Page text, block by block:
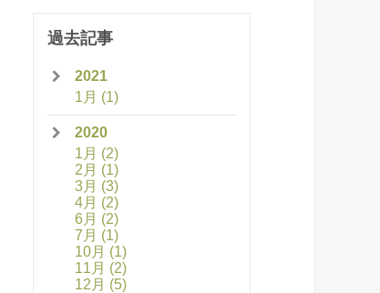
過去記事
2021
1月 (1)
2020
1月 (2)
2月 (1)
3月 (3)
4月 (2)
6月 (2)
7月 (1)
10月 (1)
11月 (2)
12月 (5)